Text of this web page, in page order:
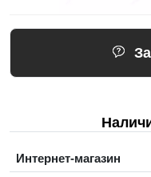
Интернет-магазин